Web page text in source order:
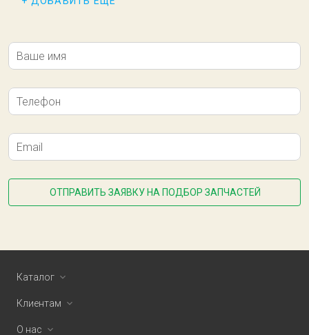
Ваше имя
Телефон
Email
ОТПРАВИТЬ ЗАЯВКУ НА ПОДБОР ЗАПЧАСТЕЙ
Каталог
Клиентам
О нас